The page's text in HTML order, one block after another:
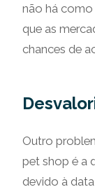
não há
que as
chances de
Outro
pet shop é a
devido à